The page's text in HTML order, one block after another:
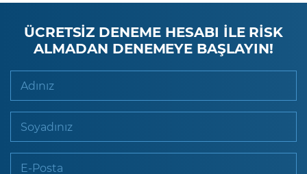
ÜCRETSİZ DENEME HESABI İLE RİSK
ALMADAN DENEMEYE BAŞLAYIN!
Adınız
Soyadınız
E-Posta